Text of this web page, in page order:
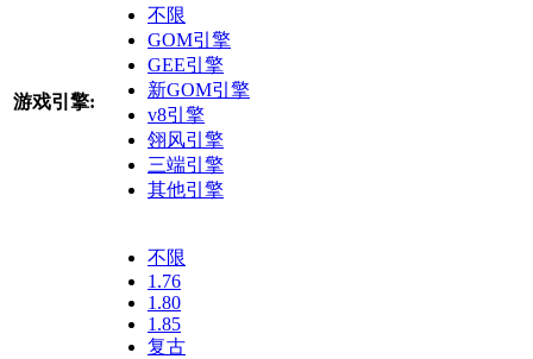
游戏引擎:
不限
GOM引擎
GEE引擎
新GOM引擎
v8引擎
翎风引擎
三端引擎
其他引擎
不限
1.76
1.80
1.85
复古